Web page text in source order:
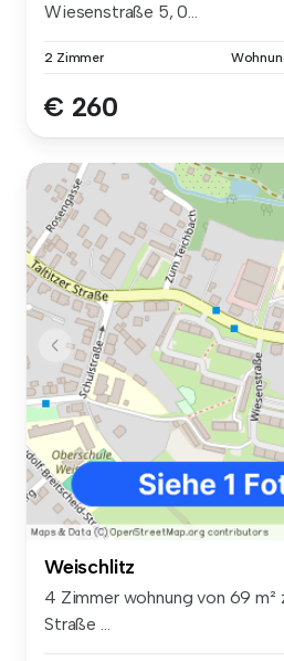
Wiesenstraße 5, 0...
2 Zimmer
€ 260
Weischlitz
4 Zimmer wohnung von 69
Straße ...